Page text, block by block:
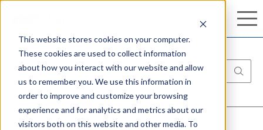
This website stores cookies on your computer.
These cookies are used to collect information
about how you interact with our website and allow
us to remember you. We use this information in
order to improve and customize your browsing
experience and for analytics and metrics about our
visitors both on this website and other media. To
Aprenda más